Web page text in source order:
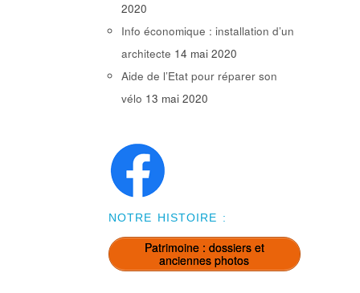
2020
Info économique : installation d’un
architecte 14 mai 2020
Aide de l’Etat pour réparer son
vélo 13 mai 2020
NOTRE HISTOIRE :
Patrimoine : dossiers et
anciennes photos